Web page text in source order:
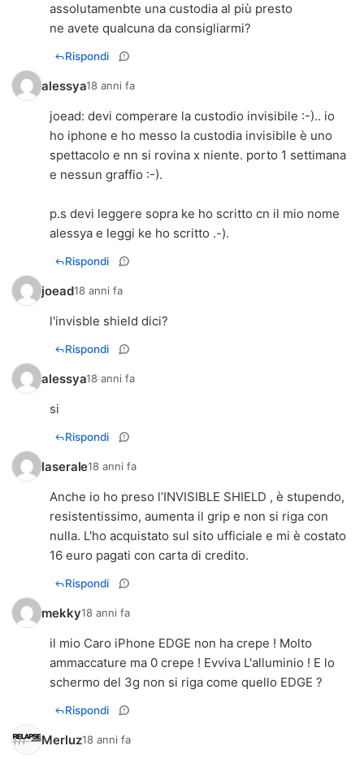
assolutamenbte una custodia al più presto
ne avete qualcuna da consigliarmi?
Rispondi
alessya18 anni fa
joead: devi comperare la custodio invisibile :-).. io
ho iphone e ho messo la custodia invisibile è uno
spettacolo e nn si rovina x niente. porto 1 settimana
e nessun graffio :-).
p.s devi leggere sopra ke ho scritto cn il mio nome
alessya e leggi ke ho scritto .-).
Rispondi
joead18 anni fa
l'invisble shield dici?
Rispondi
alessya18 anni fa
si
Rispondi
laserale18 anni fa
Anche io ho preso l’INVISIBLE SHIELD , è stupendo,
resistentissimo, aumenta il grip e non si riga con
nulla. L'ho acquistato sul sito ufficiale e mi è costato
16 euro pagati con carta di credito.
Rispondi
mekky18 anni fa
il mio Caro iPhone EDGE non ha crepe ! Molto
ammaccature ma 0 crepe ! Evviva L'alluminio ! E lo
schermo del 3g non si riga come quello EDGE ?
Rispondi
Merluz18 anni fa